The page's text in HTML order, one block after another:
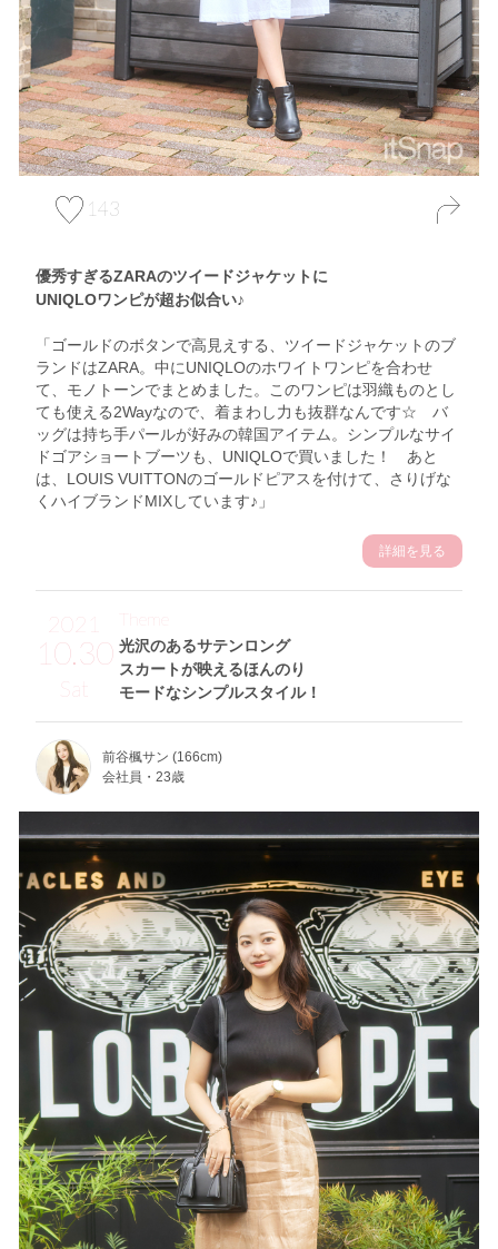
143
優秀すぎるZARAのツイードジャケットに
UNIQLOワンピが超お似合い♪
「ゴールドのボタンで高見えする、ツイードジャケットのブ
ランドはZARA。中にUNIQLOのホワイトワンピを合わせ
て、モノトーンでまとめました。このワンピは羽織ものとし
ても使える2Wayなので、着まわし力も抜群なんです☆ バ
ッグは持ち手パールが好みの韓国アイテム。シンプルなサイ
ドゴアショートブーツも、UNIQLOで買いました！ あと
は、LOUIS VUITTONのゴールドピアスを付けて、さりげな
くハイブランドMIXしています♪」
詳細を見る
10.30
Sat
光沢のあるサテンロング
スカートが映えるほんのり
モードなシンプルスタイル！
Theme
前谷楓サン (166cm)
会社員・23歳